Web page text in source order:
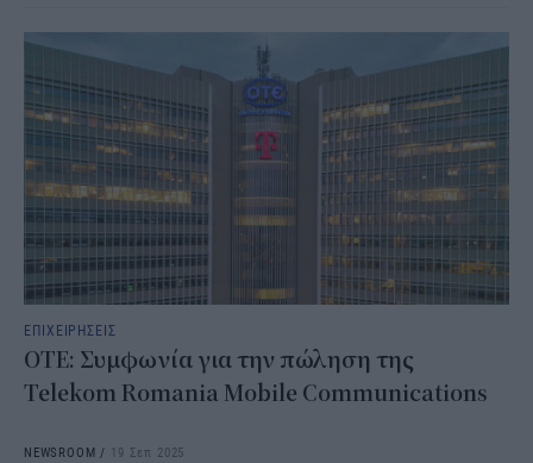
ΕΠΙΧΕΙΡΗΣΕΙΣ
ΟΤΕ: Συμφωνία για την πώληση της
Telekom Romania Mobile Communications
NEWSROOM / 19 Σεπ 2025